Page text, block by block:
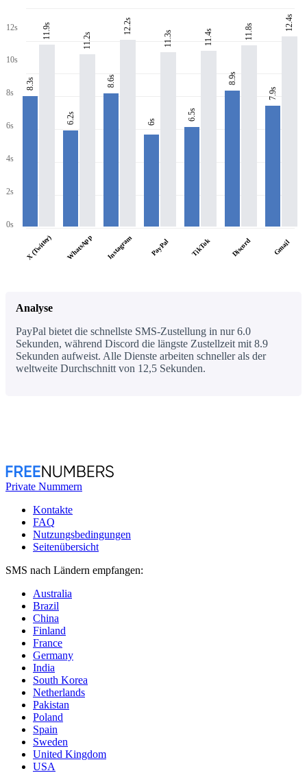
12s
10s
8s
6s
4s
2s
0s
8.3s
11.9s
X (Twitter)
6.2s
11.2s
WhatsApp
8.6s
12.2s
Instagram
6s
11.3s
PayPal
6.5s
11.4s
TikTok
8.9s
11.8s
Discord
7.9s
12.4s
Gmail
Analyse
PayPal bietet die schnellste SMS-Zustellung in nur 6.0
Sekunden, während Discord die längste Zustellzeit mit 8.9
Sekunden aufweist. Alle Dienste arbeiten schneller als der
weltweite Durchschnitt von 12,5 Sekunden.
Private Nummern
Kontakte
FAQ
Nutzungsbedingungen
Seitenübersicht
SMS nach Ländern empfangen:
Australia
Brazil
China
Finland
France
Germany
India
South Korea
Netherlands
Pakistan
Poland
Spain
Sweden
United Kingdom
USA